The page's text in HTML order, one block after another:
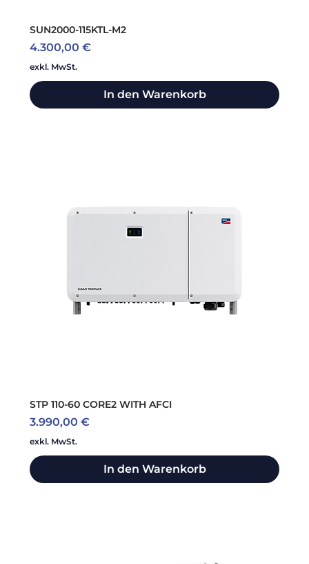
SUN2000-115KTL-M2
Preis
4.300,00 €
exkl. MwSt.
In den Warenkorb
STP 110-60 CORE2 WITH AFCI
Preis
3.990,00 €
exkl. MwSt.
In den Warenkorb